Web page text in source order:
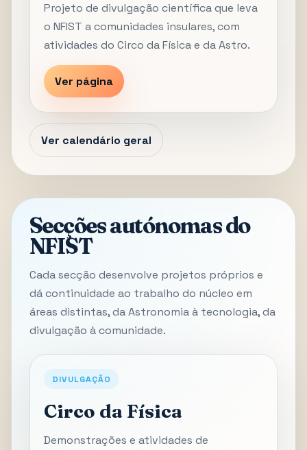
Projeto de divulgação científica que leva
o NFIST a comunidades insulares, com
atividades do Circo da Física e da Astro.
Ver página
Ver calendário geral
Secções autónomas do
NFIST
Cada secção desenvolve projetos próprios e
dá continuidade ao trabalho do núcleo em
áreas distintas, da Astronomia à tecnologia, da
divulgação à comunidade.
DIVULGAÇÃO
Circo da Física
Demonstrações e atividades de